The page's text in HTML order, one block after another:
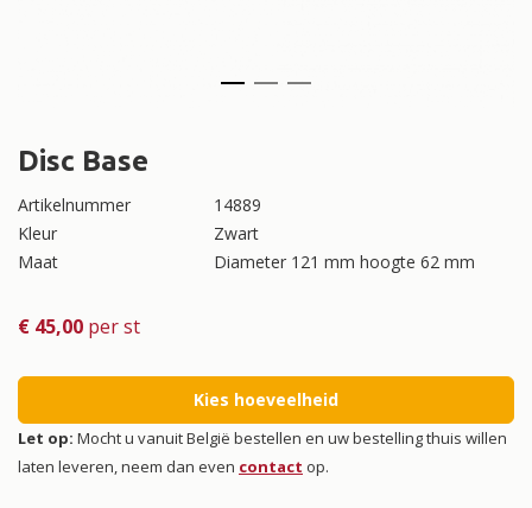
Disc Base
Artikelnummer
14889
Kleur
Zwart
Maat
Diameter 121 mm hoogte 62 mm
€ 45,00 per st
Kies hoeveelheid
Let op: Mocht u vanuit België bestellen en uw bestelling thuis willen
laten leveren, neem dan even contact op.